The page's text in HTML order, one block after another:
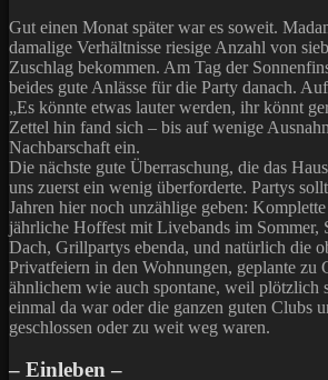
Gut einen Monat später war es soweit.
damalige Verhältnisse riesige Anzahl von
Zuschlag bekommen. Am Tag der
beides gute Anlässe für die Party danach.
„Es könnte etwas lauter werden, ihr könnt
Zettel hin fand sich – bis auf wenige
Nachbarschaft ein.
Die nächste gute Überraschung, die das
uns zuerst ein wenig überforderte. Partys
Jahren hier noch unzählige geben:
jährliche Hoffest mit Livebands im Sommer,
Dach, Grillpartys ebenda, und natürlich die
Privatfeiern in den Wohnungen, geplante zu
ähnlichem wie auch spontane, weil plötzlich
einmal da war oder die ganzen guten Clubs
geschlossen oder zu weit weg waren.
– Einleben –